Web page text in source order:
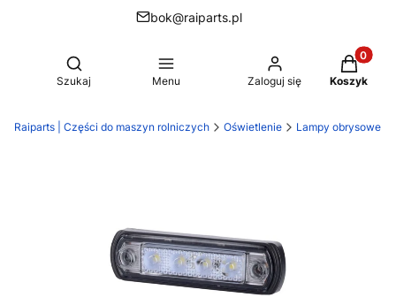
bok@raiparts.pl
Otwórz wyszukiwarkę
Szukaj Menu Zaloguj się Koszyk
Raiparts | Części do maszyn rolniczych Oświetlenie Lampy obrysowe